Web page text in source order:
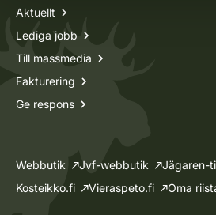
Aktuellt
Lediga jobb
Till massmedia
Fakturering
Ge respons
Webbutik Jvf-webbutik
Jägaren-
Kosteikko.fi
Vieraspeto.fi Oma